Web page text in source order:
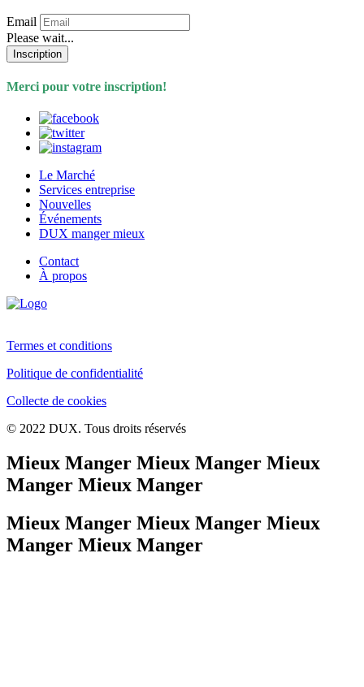
Email
Please wait...
Inscription
Merci pour votre inscription!
Le Marché
Services entreprise
Nouvelles
Événements
DUX manger mieux
Contact
À propos
Termes et conditions
Politique de confidentialité
Collecte de cookies
© 2022 DUX. Tous droits réservés
Mieux Manger Mieux Manger Mieux
Manger Mieux Manger
Mieux Manger Mieux Manger Mieux
Manger Mieux Manger